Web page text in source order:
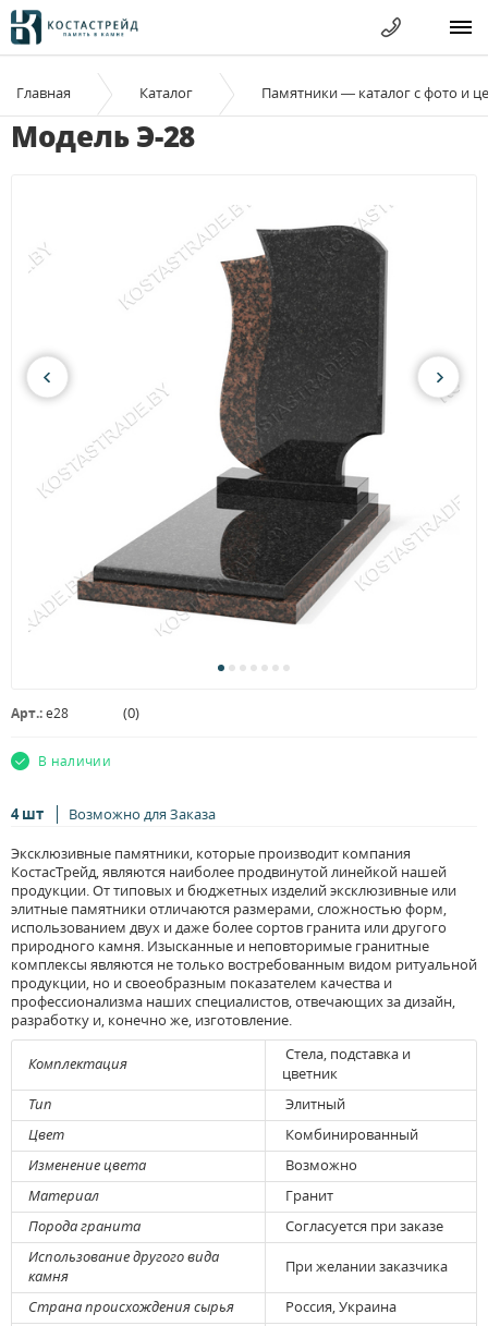
Главная Каталог Памятники — каталог с фото и
Модель Э-28
Арт.:e28 (0)
В наличии
4 шт
Возможно для Заказа
Эксклюзивные памятники, которые производит компания
КостасТрейд, являются наиболее продвинутой линейкой нашей
продукции. От типовых и бюджетных изделий эксклюзивные или
элитные памятники отличаются размерами, сложностью форм,
использованием двух и даже более сортов гранита или другого
природного камня. Изысканные и неповторимые гранитные
комплексы являются не только востребованным видом ритуальной
продукции, но и своеобразным показателем качества и
профессионализма наших специалистов, отвечающих за дизайн,
разработку и, конечно же, изготовление.
Комплектация
Стела, подставка и
цветник
Тип
Элитный
Цвет
Комбинированный
Изменение цвета
Возможно
Материал
Гранит
Порода гранита
Согласуется при заказе
Использование другого вида
камня
При желании заказчика
Страна происхождения сырья
Россия, Украина